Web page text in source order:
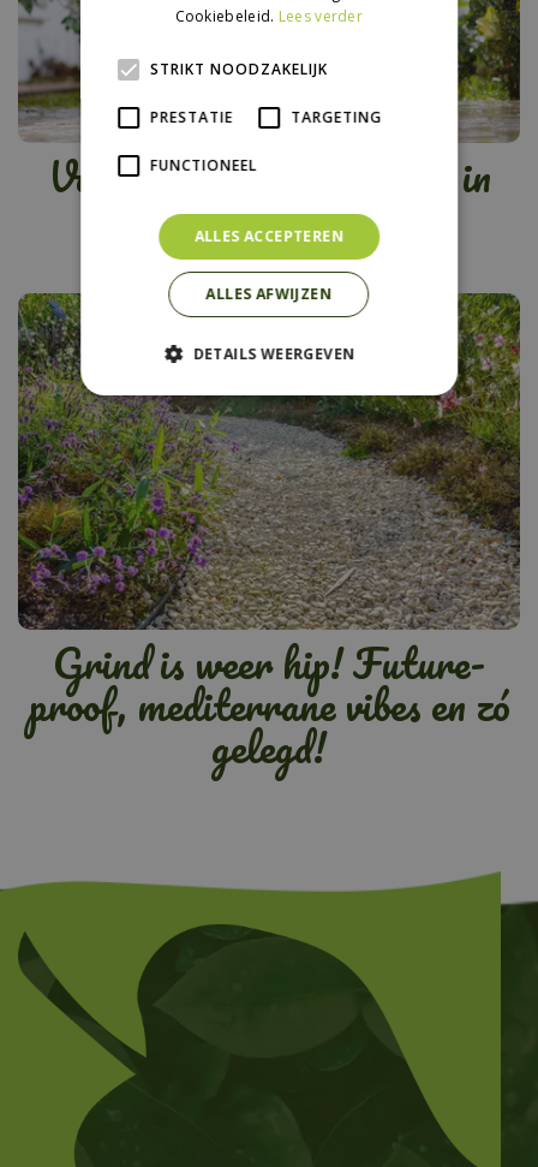
Vakantietips (met kids) in
eigen tuin
Grind is weer hip! Future-
proof, mediterrane vibes en zó
gelegd!
Cookiebeleid. Lees verder
STRIKT NOODZAKELIJK
PRESTATIE TARGETING
FUNCTIONEEL
ALLES ACCEPTEREN
ALLES AFWIJZEN
DETAILS WEERGEVEN